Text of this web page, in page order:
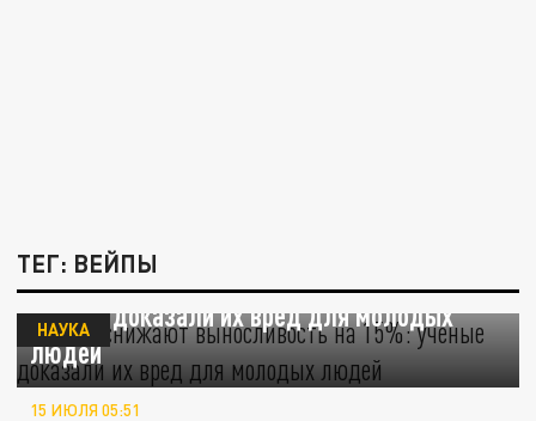
ТЕГ: ВЕЙПЫ
Вейпы снижают выносливость на 15%:
ученые доказали их вред для молодых
людей
НАУКА
15 ИЮЛЯ 05:51